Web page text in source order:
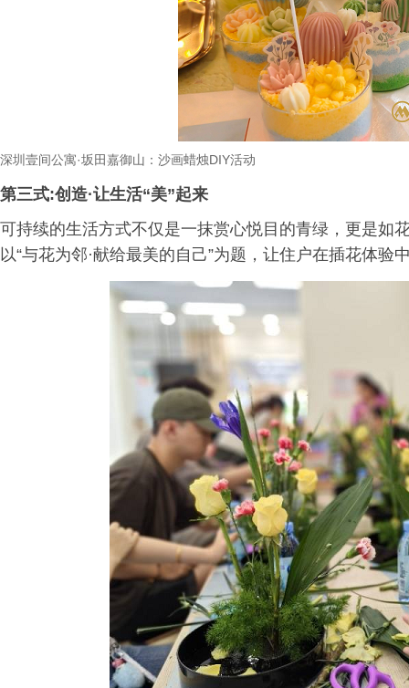
深圳壹间公寓·坂田嘉御山：沙画蜡烛DIY活动
第三式:创造·让生活“美”起来
可持续的生活方式不仅是一抹赏心悦目的青绿，更是如
以“与花为邻·献给最美的自己”为题，让住户在插花体验